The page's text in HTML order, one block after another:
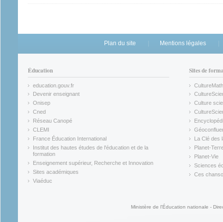
Plan du site Mentions légales
Éducation
education.gouv.fr
(link is external)
Devenir enseignant
(link is external)
Onisep
(link is external)
Cned
(link is external)
Réseau Canopé
(link is external)
CLEMI
(link is external)
France Éducation International
(link is external)
Institut des hautes études de l'éducation et de la
formation
(link is external)
Enseignement supérieur, Recherche et Innovation
(link is external)
Sites académiques
(link is external)
Viaéduc
Sites de
CultureMath
(link is
(link is
Culture
(link is
(link is
(link is
La Clé des
(link is
Planet-
(link is
Planet-Vie
(link is
Sciences
(link is
Ces
Ministère de l'Éducation nationale -